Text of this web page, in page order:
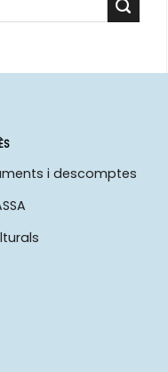
i descomptes